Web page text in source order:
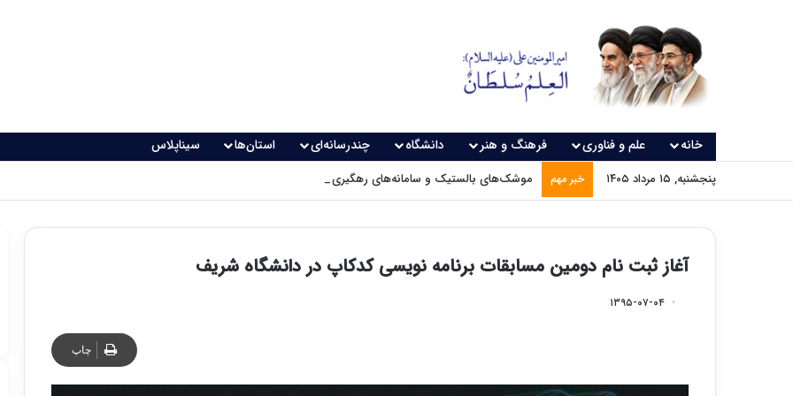
خانه علم و فناوری فرهنگ و هنر دانشگاه چندرسانه‌ای استان‌ها سیناپلاس
پنجشنبه, ۱۵ مرداد ۱۴۰۵ خبر مهم موشک‌های بالستیک و سامانه‌های رهگیری پدافندی چگونه کار می کنند؟
آغاز ثبت نام دومین مسابقات برنامه نویسی کدکاپ در دانشگاه شریف
۱۳۹۵-۰۷-۰۴
چاپ